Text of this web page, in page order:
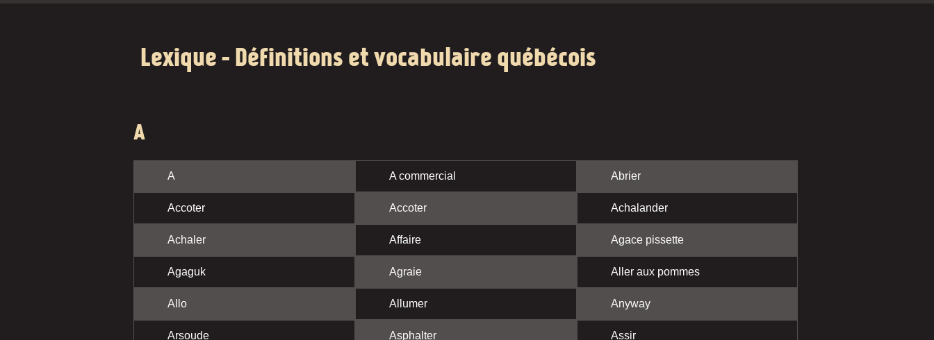
Lexique - Définitions et vocabulaire québécois
A
A A commercial Abrier
Accoter Accoter Achalander
Achaler Affaire Agace pissette
Agaguk Agraie Aller aux pommes
Allo Allumer Anyway
Arsoude Asphalter Assir